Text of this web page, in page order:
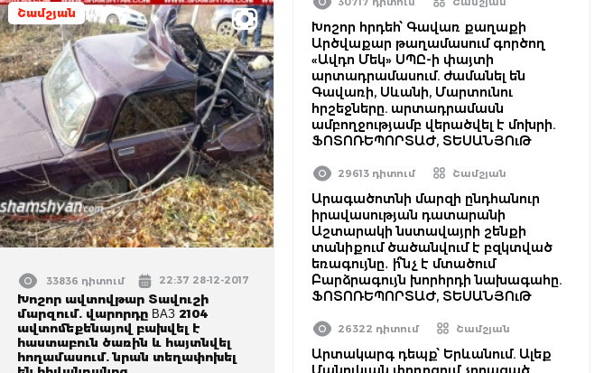
Շամշյան
33836 դիտում 22:37 28-12-2017
Խոշոր ավտովթար Տավուշի
մարզում. վարորդը ВАЗ 2104
ավտոմեքենայով բախվել է
հաստաբուն ծառին և հայտնվել
հողամասում. նրան տեղափոխել
Խոշոր հրդեհ՝ Գավառ քաղաքի
Արծվաքար թաղամասում գործող
«Ավդո Մեկ» ՍՊԸ-ի փայտի
արտադրամասում. ժամանել են
Գավառի, Սևանի, Մարտունու
հրշեջները. արտադրամասն
ամբողջությամբ վերածվել է մոխրի.
ՖՈՏՈՌԵՊՈՐՏԱԺ, ՏԵՍԱՆՅՈւԹ
29613 դիտում Շամշյան
Արագածոտնի մարզի ընդհանուր
իրավասության դատարանի
Աշտարակի նստավայրի շենքի
տանիքում ծածանվում է բզկտված
եռագույնը․ ի՞նչ է մտածում
Բարձրագույն խորհրդի նախագահը.
ՖՈՏՈՌԵՊՈՐՏԱԺ, ՏԵՍԱՆՅՈւԹ
26322 դիտում Շամշյան
Արտակարգ դեպք՝ Երևանում. Ալեք